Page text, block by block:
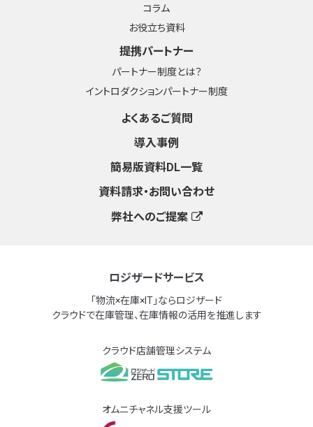
コラム
お役立ち資料
提携パートナー
パートナー制度とは？
イントロダクションパートナー制度
よくあるご質問
導入事例
簡易版資料DL一覧
資料請求・お問い合わせ
弊社へのご提案
ロジザードサービス
「物流×在庫×IT」ならロジザード
クラウドで在庫管理、在庫情報の活用を推進します
クラウド店舗管理システム
オムニチャネル支援ツール